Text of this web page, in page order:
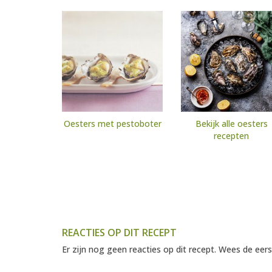
Oesters met pestoboter
Bekijk alle oesters
recepten
REACTIES OP DIT RECEPT
Er zijn nog geen reacties op dit recept. Wees de